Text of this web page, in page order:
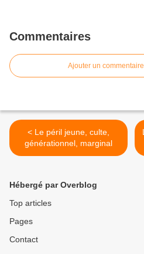
Commentaires
Ajouter un commentaire
< Le péril jeune, culte,
générationnel, marginal
Hébergé par Overblog
Top articles
Pages
Contact